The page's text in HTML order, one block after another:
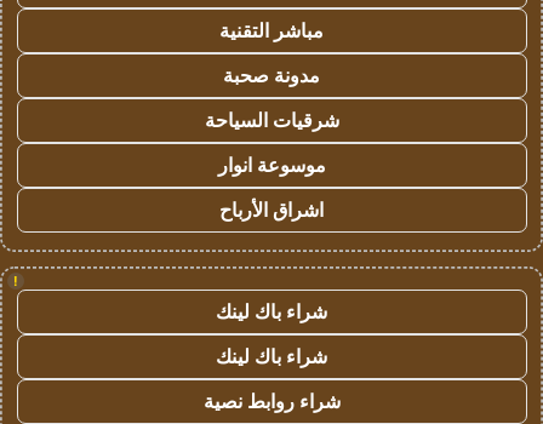
مباشر التقنية
مدونة صحبة
شرقيات السياحة
موسوعة انوار
اشراق الأرباح
!
شراء باك لينك
شراء باك لينك
شراء روابط نصية